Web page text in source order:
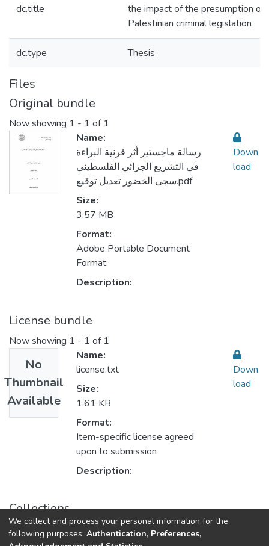
dc.title
the impact of the presumption of
Palestinian criminal legislation
dc.type Thesis
Files
Original bundle
Now showing 1 - 1 of 1
Name:
رسالة ماجستير أثر قرنية البراءة
في التشريع الجزائي الفلسطيني
سجى الخضور تعديل توقيع.pdf
Size:
3.57 MB
Format:
Adobe Portable Document
Format
Description:
Down
load
License bundle
Now showing 1 - 1 of 1
No
Thumbnail
Available
Name:
license.txt
Size:
1.61 KB
Format:
Item-specific license agreed
upon to submission
Description:
Down
load
Collections
Law القانون
We collect and process your personal information for the
following purposes: Authentication, Preferences,